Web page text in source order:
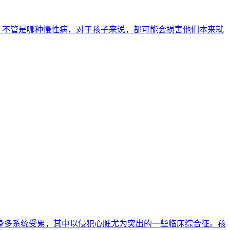
管是哪种慢性病，对于孩子来说，都可能会损害他们本来就
系统受累，其中以侵犯心脏尤为突出的一些临床综合征。孩